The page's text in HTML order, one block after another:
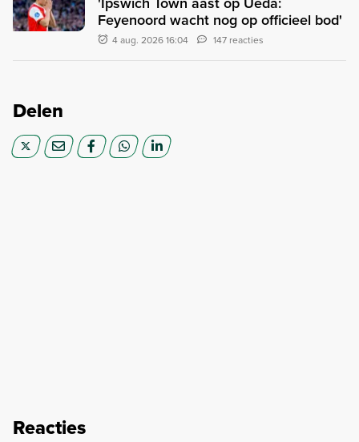
Feyenoord wacht nog op officieel bod'
4 aug. 2026 16:04 147 reacties
Delen
Reacties